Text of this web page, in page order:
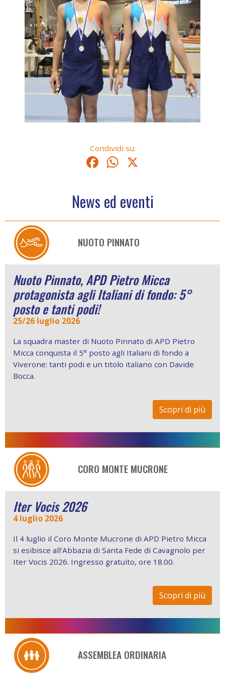
Condividi su:
Facebook
WhatsApp
News ed eventi
NUOTO PINNATO
Nuoto Pinnato, APD Pietro Micca
protagonista agli Italiani di fondo: 5°
posto e tanti podi!
25/26 luglio 2026
La squadra master di Nuoto Pinnato di APD Pietro
Micca conquista il 5° posto agli Italiani di fondo a
Viverone: tanti podi e un titolo italiano con Davide
Bocca.
Scopri di più
CORO MONTE MUCRONE
Iter Vocis 2026
4 luglio 2026
Il 4 luglio il Coro Monte Mucrone di APD Pietro Micca
si esibisce all’Abbazia di Santa Fede di Cavagnolo per
Iter Vocis 2026. Ingresso gratuito, ore 18.00.
Scopri di più
ASSEMBLEA ORDINARIA